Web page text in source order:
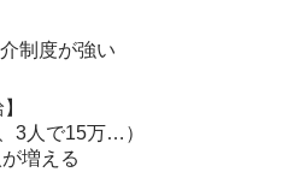
制度が強い
3人で15万…）
増える